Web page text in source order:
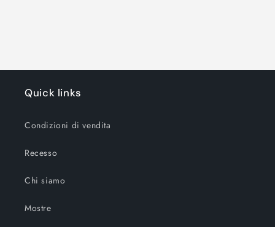
Quick links
Condizioni di vendita
Recesso
Chi siamo
Mostre